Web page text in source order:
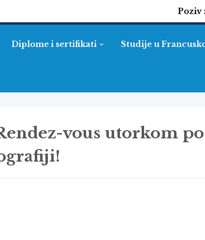
Poziv
Diplome i sertifikati Studije u
vous utorkom